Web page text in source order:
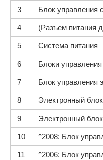
3 Блок управления
4 (Разъем питания
5 Система питания
6 Блоки
7 Блок управления
8 Электронный
9 Электронный
10 ^2008: Блок
11 ^2006: Блок